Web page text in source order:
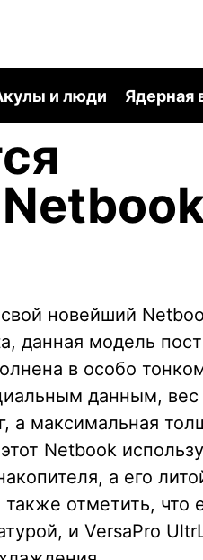
и люди Ядерная
новейший
данная модель
в особо
данным, вес
а максимальная
Netbook
а его
отметить, что
и VersaPro